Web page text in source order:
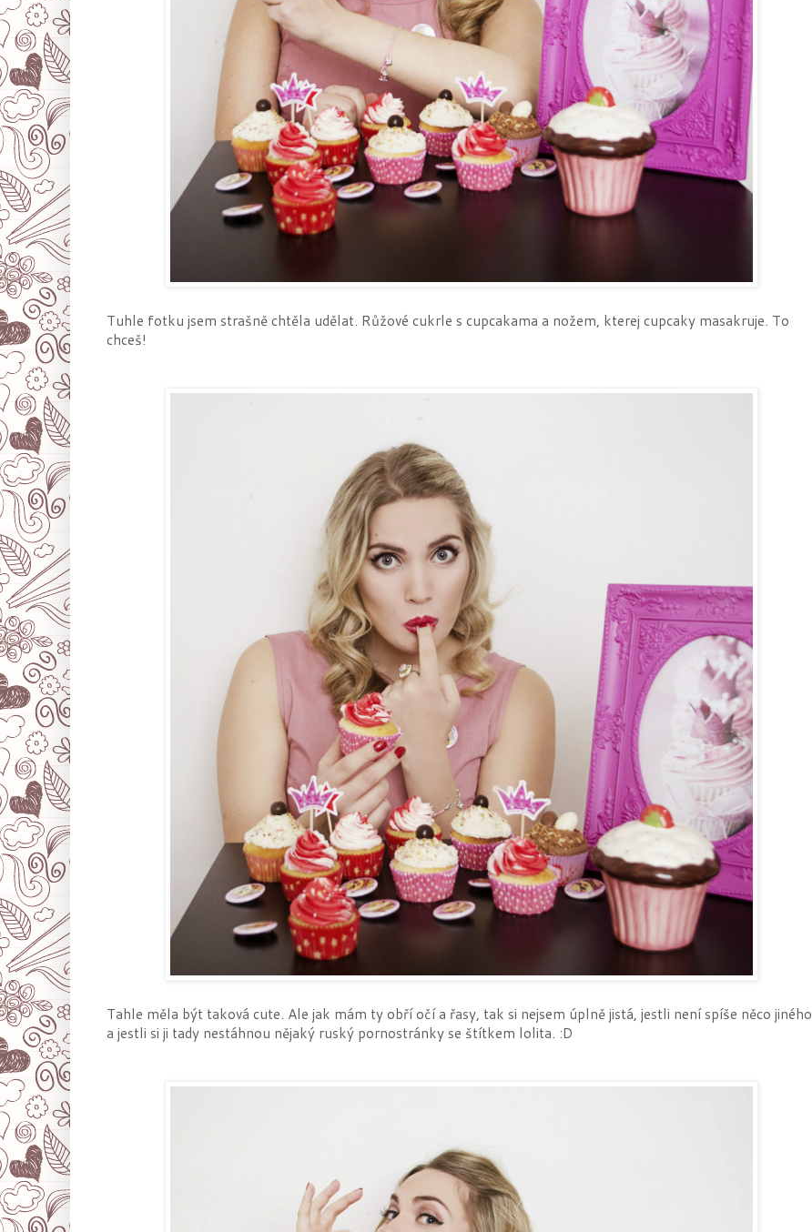
Tuhle fotku jsem strašně chtěla udělat. Růžové cukrle s cupcakama a nožem, kterej cupcaky masakruje. To
chceš!
Tahle měla být taková cute. Ale jak mám ty obří očí a řasy, tak si nejsem úplně jistá, jestli není spíše něco jiného
a jestli si ji tady nestáhnou nějaký ruský pornostránky se štítkem lolita. :D